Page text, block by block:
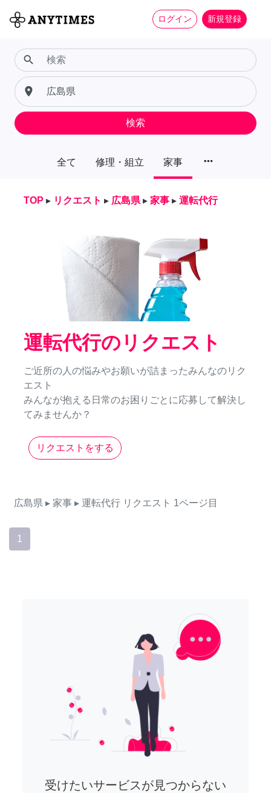
ログイン 新規登録
全て 修理・組立 家事 more_horiz
search
place
検索
TOP ▸ リクエスト ▸ 広島県 ▸ 家事 ▸ 運転代行
運転代行のリクエスト
ご近所の人の悩みやお願いが詰まったみんなのリク
エスト
みんなが抱える日常のお困りごとに応募して解決し
てみませんか？
リクエストをする
広島県 ▸ 家事 ▸ 運転代行 リクエスト 1ページ目
1
受けたいサービスが見つからない